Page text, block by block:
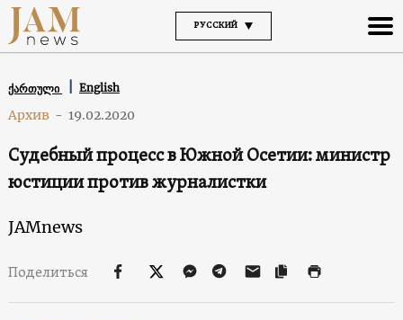
РУССКИЙ
ქართული English
Архив - 19.02.2020
Судебный процесс в Южной Осетии: министр
юстиции против журналистки
JAMnews
Поделиться